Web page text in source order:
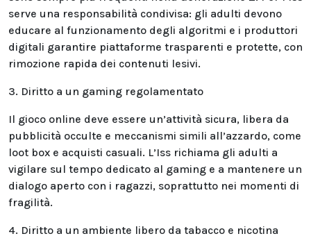
serve una responsabilità condivisa: gli adulti devono
educare al funzionamento degli algoritmi e i produttori
digitali garantire piattaforme trasparenti e protette, con
rimozione rapida dei contenuti lesivi.
3. Diritto a un gaming regolamentato
Il gioco online deve essere un’attività sicura, libera da
pubblicità occulte e meccanismi simili all’azzardo, come
loot box e acquisti casuali. L’Iss richiama gli adulti a
vigilare sul tempo dedicato al gaming e a mantenere un
dialogo aperto con i ragazzi, soprattutto nei momenti di
fragilità.
4. Diritto a un ambiente libero da tabacco e nicotina